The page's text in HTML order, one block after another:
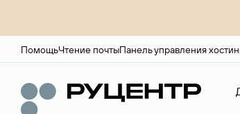
ПомощьЧтение почтыПанель управления